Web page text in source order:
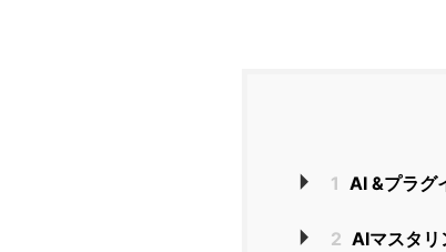
1 AI &プラグ
2 AIマスタ